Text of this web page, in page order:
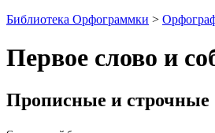
Библиотека Орфограммки >
Первое слово и
Прописные и строчные